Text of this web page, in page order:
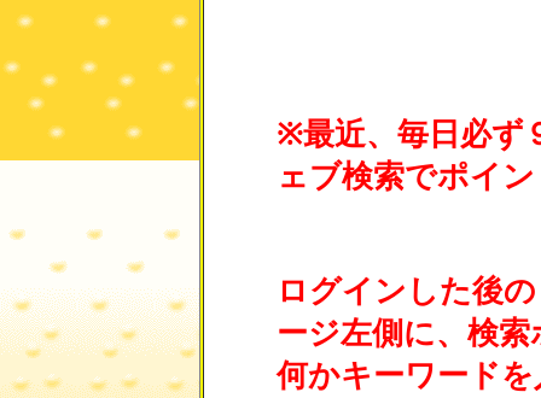
※最近、毎日必ず
ェブ検索でポイ
ログインした後
ージ左側に、検
何かキーワード